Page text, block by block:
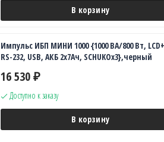
В корзину
Импульс ИБП МИНИ 1000 {1000 ВА/800 Вт,
RS-232, USB, АКБ 2х7Ач, SCHUKOx3},черный
16 530 ₽
Доступно к заказу
В корзину